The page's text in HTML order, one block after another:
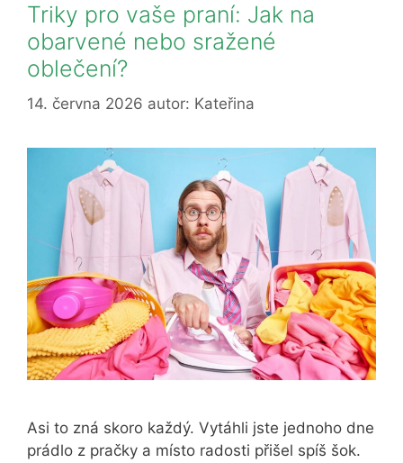
Triky pro vaše praní: Jak na
obarvené nebo sražené
oblečení?
14. června 2026 autor: Kateřina
Asi to zná skoro každý. Vytáhli jste jednoho dne
prádlo z pračky a místo radosti přišel spíš šok.